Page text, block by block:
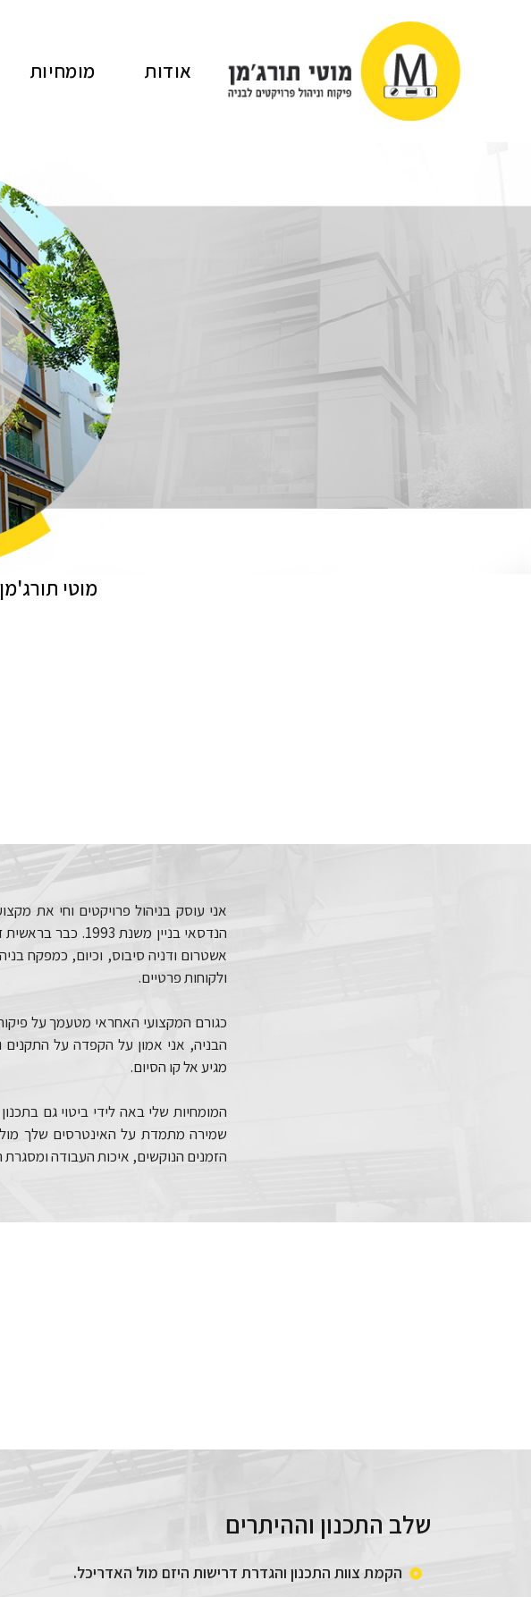
אודות מומחיות
מוטי
אני עוסק בניהול פרויקטים וחי את
הנדסאי בניין
אשטרום ודניה סיבוס, וכיום, כמפקח
ולקוחות פרטיים.
כגורם המקצועי האחראי מטעמך על
הבניה, אני אמון על הקפדה על
מגיע אל קו הסיום.
המומחיות שלי באה לידי ביטוי גם
שמירה מתמדת על האינטרסים שלך
הזמנים הנוקשים, איכות העבודה
שלב התכנון וההיתרים
הקמת צוות התכנון והגדרת דרישות היזם מול האדריכל.